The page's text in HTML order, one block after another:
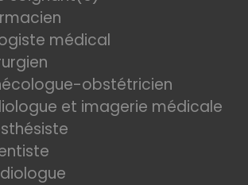
médical
obstétricien
et imagerie médicale